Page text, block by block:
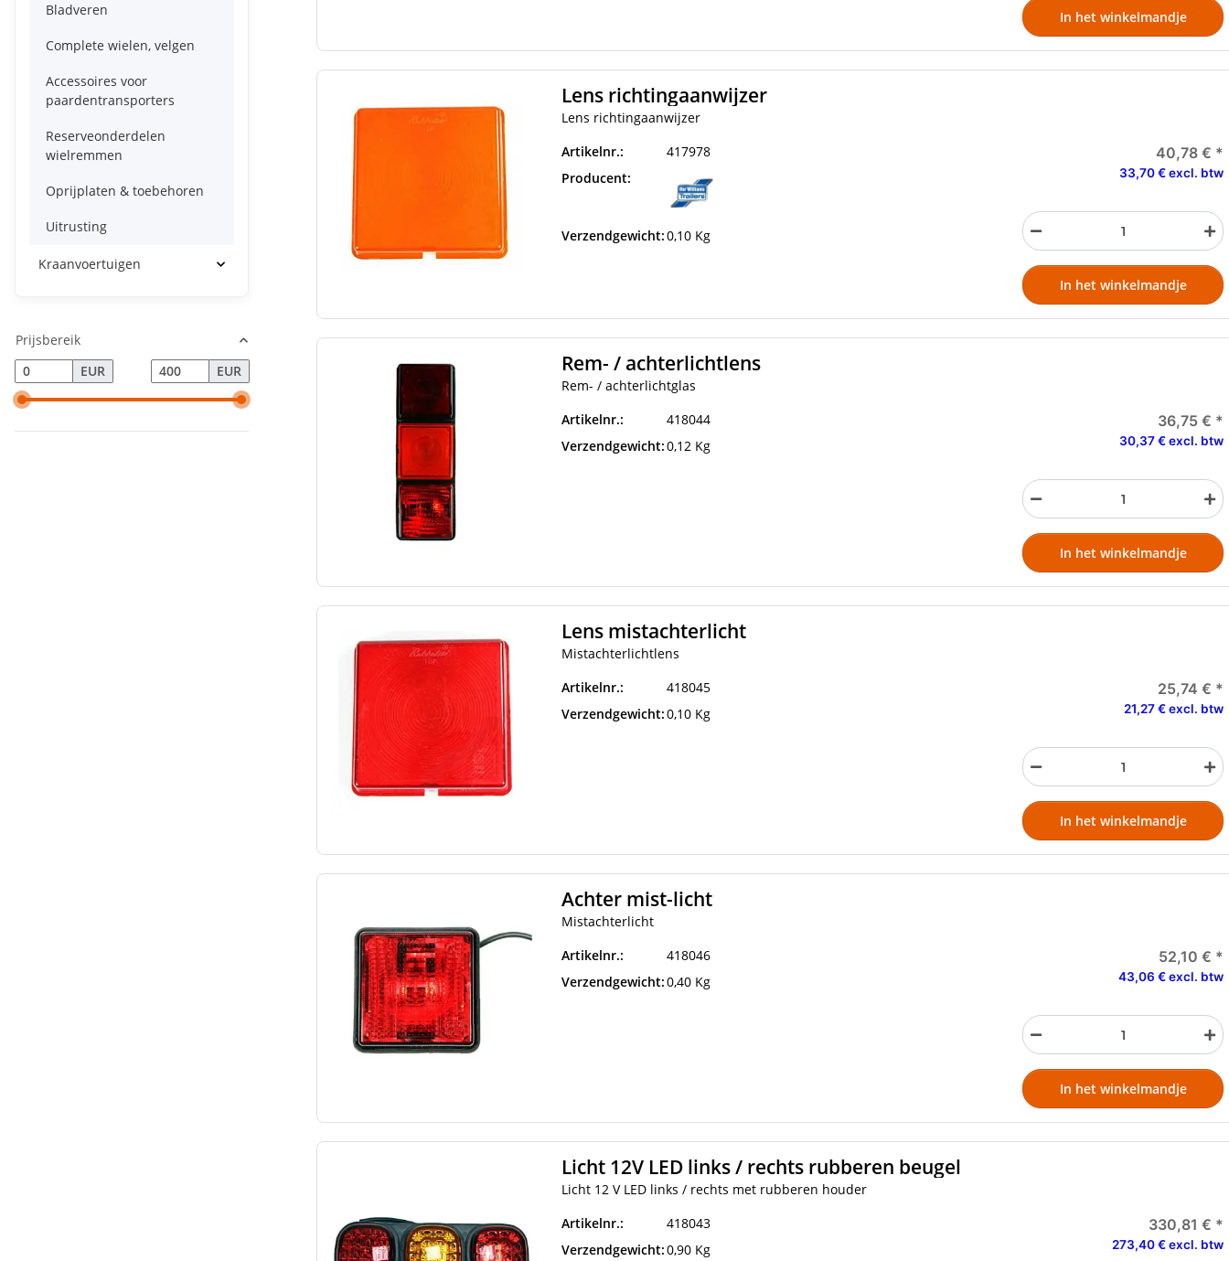
In het winkelmandje
Lens richtingaanwijzer
Lens richtingaanwijzer
Artikelnr.:
417978
Producent:
Verzendgewicht:0,10 Kg
40,78 € *
33,70 € excl. btw
In het winkelmandje
Rem- / achterlichtlens
Rem- / achterlichtglas
Artikelnr.:
418044
Verzendgewicht:0,12 Kg
36,75 € *
30,37 € excl. btw
In het winkelmandje
Lens mistachterlicht
Mistachterlichtlens
Artikelnr.:
418045
Verzendgewicht:0,10 Kg
25,74 € *
21,27 € excl. btw
In het winkelmandje
Achter mist-licht
Mistachterlicht
Artikelnr.:
418046
Verzendgewicht:0,40 Kg
52,10 € *
43,06 € excl. btw
In het winkelmandje
Licht 12V LED links / rechts rubberen beugel
Licht 12 V LED links / rechts met rubberen houder
Artikelnr.:
418043
Verzendgewicht:0,90 Kg
330,81 € *
273,40 € excl. btw
Bladveren
Complete wielen, velgen
Accessoires voor
paardentransporters
Reserveonderdelen
wielremmen
Oprijplaten & toebehoren
Uitrusting
Kraanvoertuigen
Prijsbereik
EUR
EUR